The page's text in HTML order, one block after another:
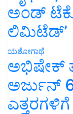
ಅಂಡ್
ಲಿಮಿಟೆಡ್’
ಯಶೋಗಾಥೆ
ಅಭಿಷೇಕ್
ಅರ್ಜುನ್
ಎತ್ತರಗಳಿಗೆ